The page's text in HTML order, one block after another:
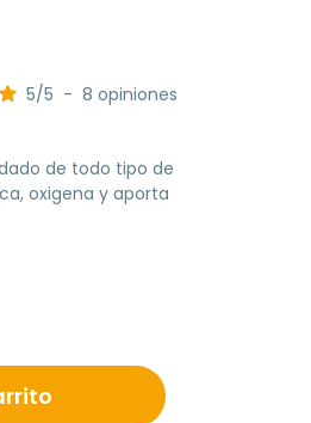
5/5 - 8 opiniones
de todo tipo de
oxigena y aporta